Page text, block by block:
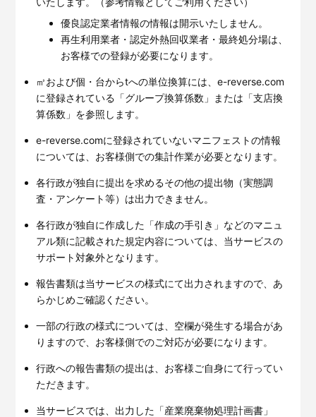
優良認定業者情報の情報は開示いたしません。
再生利用業者・認定外熱回収業者・最終処分場は、
お客様での登録が必要になります。
㎥および個・台からtへの単位換算には、e-reverse.com
に登録されている「グループ換算係数」または「支店換
算係数」を参照します。
e-reverse.comに登録されていないマニフェストの情報
については、お客様側での集計作業が必要となります。
各行政が独自に提出を求めるその他の提出物（実態調
査・アンケート等）は出力できません。
各行政が独自に作成した「作成の手引き」などのマニュ
アル類に記載された規定内容については、当サービスの
サポート対象外となります。
報告書類は当サービスの様式にて出力されますので、あ
らかじめご確認ください。
一部の行政の様式については、空欄が発生する場合があ
りますので、お客様側でのご対応が必要になります。
行政への報告書類の提出は、お客様ご自身にて行ってい
ただきます。
当サービスでは、出力した「産業廃棄物処理計画書」